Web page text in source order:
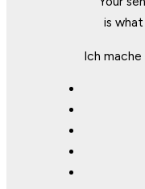
is what
Ich